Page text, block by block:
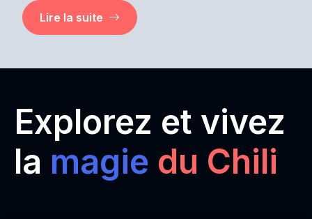
Lire la suite
Explorez et vivez
la magie du Chili